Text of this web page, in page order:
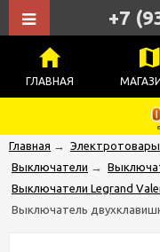
ГЛАВНАЯ
+7
Главная → Электротовары
Выключатели →
Выключатели Legrand
Выключатель